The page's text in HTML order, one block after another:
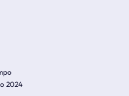
2024